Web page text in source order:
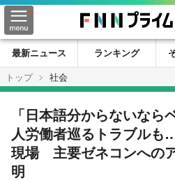
最新ニュース ランキング
トップ
社会
「日本語分からないなら
人労働者巡るトラブルも
現場 主要ゼネコンへの
明